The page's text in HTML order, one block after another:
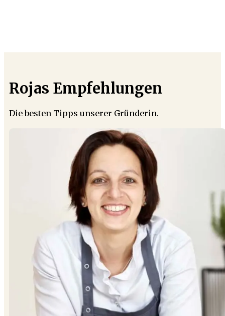
Rojas Empfehlungen
Die besten Tipps unserer Gründerin.